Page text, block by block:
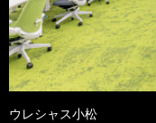
ウレシャス小松